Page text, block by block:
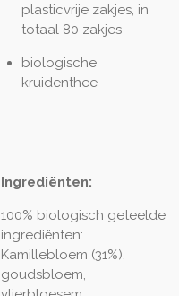
plasticvrije zakjes, in
totaal 80 zakjes
biologische
kruidenthee
Ingrediënten:
100% biologisch geteelde
ingrediënten:
Kamillebloem (31%),
goudsbloem,